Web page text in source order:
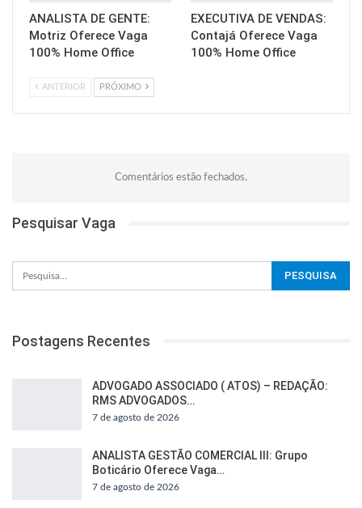
ANALISTA DE GENTE:
Motriz Oferece Vaga
100% Home Office
EXECUTIVA DE VENDAS:
Contajá Oferece Vaga
100% Home Office
ANTERIOR PRÓXIMO
Comentários estão fechados.
Pesquisar Vaga
Postagens Recentes
ADVOGADO ASSOCIADO ( ATOS) – REDAÇÃO:
RMS ADVOGADOS…
7 de agosto de 2026
ANALISTA GESTÃO COMERCIAL III: Grupo
Boticário Oferece Vaga…
7 de agosto de 2026